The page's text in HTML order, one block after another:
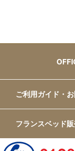
ご利用ガイド・
フランスベッド